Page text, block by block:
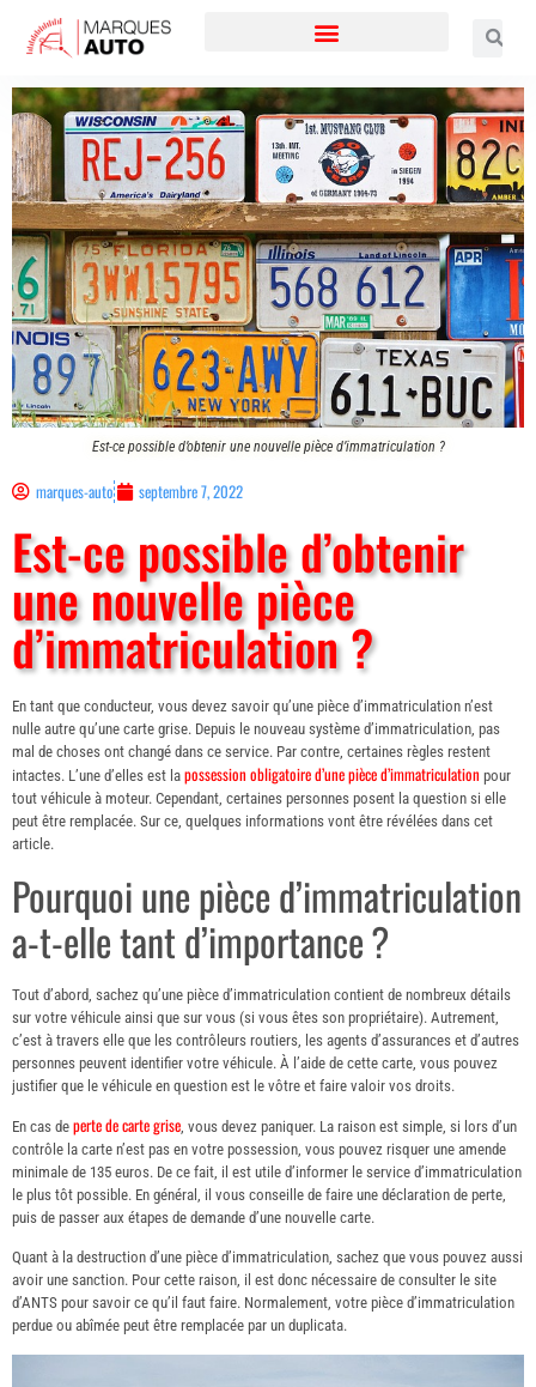
Est-ce possible d’obtenir une nouvelle pièce d’immatriculation ?
marques-auto septembre 7, 2022
Est-ce possible d’obtenir
une nouvelle pièce
d’immatriculation ?
En tant que conducteur, vous devez savoir qu’une pièce d’immatriculation n’est
nulle autre qu’une carte grise. Depuis le nouveau système d’immatriculation, pas
mal de choses ont changé dans ce service. Par contre, certaines règles restent
intactes. L’une d’elles est la possession obligatoire d’une pièce d’immatriculation pour
tout véhicule à moteur. Cependant, certaines personnes posent la question si elle
peut être remplacée. Sur ce, quelques informations vont être révélées dans cet
article.
Pourquoi une pièce d’immatriculation
a-t-elle tant d’importance ?
Tout d’abord, sachez qu’une pièce d’immatriculation contient de nombreux détails
sur votre véhicule ainsi que sur vous (si vous êtes son propriétaire). Autrement,
c’est à travers elle que les contrôleurs routiers, les agents d’assurances et d’autres
personnes peuvent identifier votre véhicule. À l’aide de cette carte, vous pouvez
justifier que le véhicule en question est le vôtre et faire valoir vos droits.
En cas de perte de carte grise, vous devez paniquer. La raison est simple, si lors d’un
contrôle la carte n’est pas en votre possession, vous pouvez risquer une amende
minimale de 135 euros. De ce fait, il est utile d’informer le service d’immatriculation
le plus tôt possible. En général, il vous conseille de faire une déclaration de perte,
puis de passer aux étapes de demande d’une nouvelle carte.
Quant à la destruction d’une pièce d’immatriculation, sachez que vous pouvez aussi
avoir une sanction. Pour cette raison, il est donc nécessaire de consulter le site
d’ANTS pour savoir ce qu’il faut faire. Normalement, votre pièce d’immatriculation
perdue ou abîmée peut être remplacée par un duplicata.